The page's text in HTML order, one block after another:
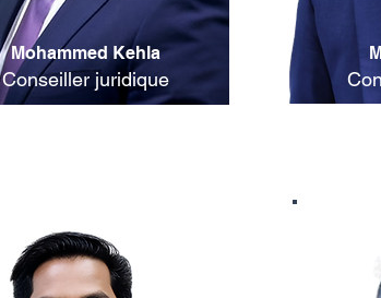
Mohammed Kehla
Conseiller juridique